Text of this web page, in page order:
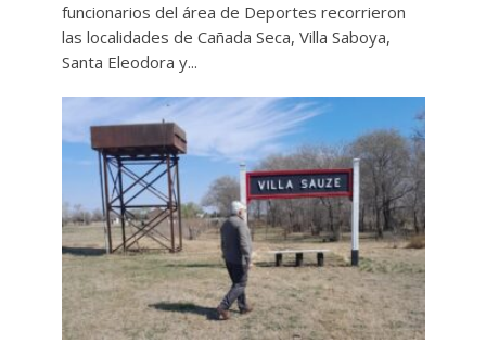
funcionarios del área de Deportes recorrieron
las localidades de Cañada Seca, Villa Saboya,
Santa Eleodora y...